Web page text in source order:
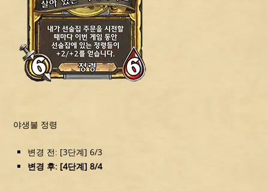
야생불 정령
변경 전: [3단계] 6/3
변경 후: [4단계] 8/4